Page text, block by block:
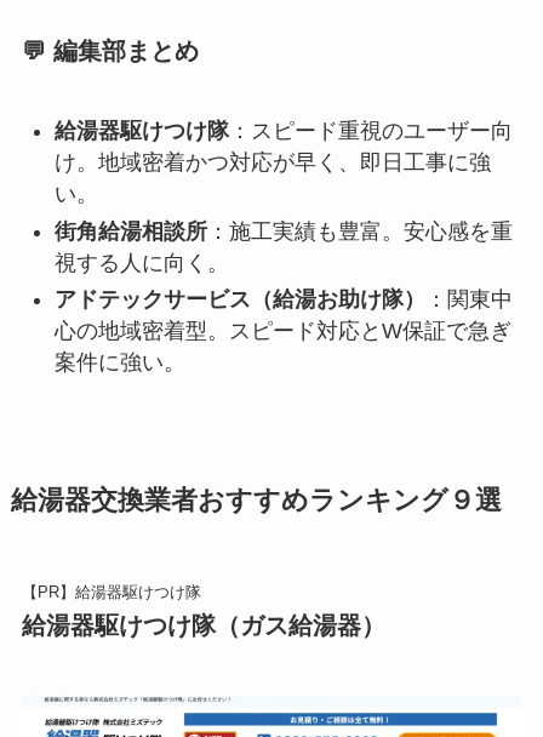
💬 編集部まとめ
給湯器駆けつけ隊：スピード重視のユーザー向
け。地域密着かつ対応が早く、即日工事に強
い。
街角給湯相談所：施工実績も豊富。安心感を重
視する人に向く。
アドテックサービス（給湯お助け隊）
：関東中
心の地域密着型。スピード対応とW保証で急ぎ
案件に強い。
給湯器交換業者おすすめランキング９選
【PR】給湯器駆けつけ隊
給湯器駆けつけ隊（ガス給湯器）